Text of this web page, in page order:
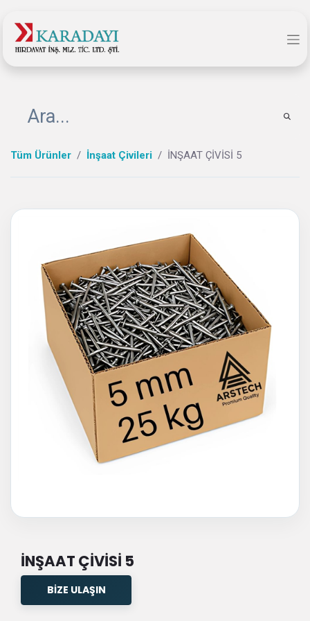
Tüm Ürünler İnşaat Çivileri İNŞAAT ÇİVİSİ 5
İNŞAAT ÇİVİSİ 5